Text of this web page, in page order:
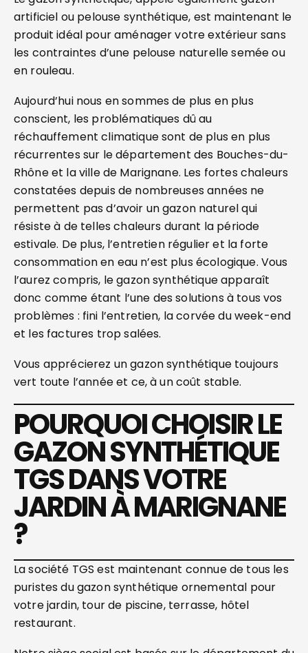
artificiel ou pelouse synthétique, est maintenant le
produit idéal pour aménager votre extérieur sans
les contraintes d’une pelouse naturelle semée ou
en rouleau.
Aujourd’hui nous en sommes de plus en plus
conscient, les problématiques dû au
réchauffement climatique sont de plus en plus
récurrentes sur le département des Bouches-du-
Rhône et la ville de Marignane. Les fortes chaleurs
constatées depuis de nombreuses années ne
permettent pas d’avoir un gazon naturel qui
résiste à de telles chaleurs durant la période
estivale. De plus, l’entretien régulier et la forte
consommation en eau n’est plus écologique. Vous
l’aurez compris, le gazon synthétique apparaît
donc comme étant l’une des solutions à tous vos
problèmes : fini l’entretien, la corvée du week-end
et les factures trop salées.
Vous apprécierez un gazon synthétique toujours
vert toute l’année et ce, à un coût stable.
POURQUOI CHOISIR LE
GAZON SYNTHÉTIQUE
TGS DANS VOTRE
JARDIN À MARIGNANE
?
La société TGS est maintenant connue de tous les
puristes du gazon synthétique ornemental pour
votre jardin, tour de piscine, terrasse, hôtel
restaurant.